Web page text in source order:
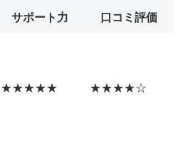
サポート力 口コミ評価
★★★★★ ★★★★☆